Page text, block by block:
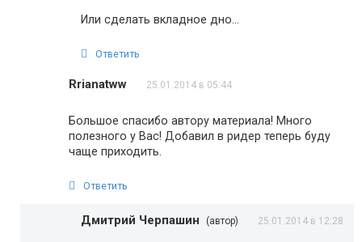
Или сделать вкладное дно…
Ответить
Rrianatww 25.01.2014 в 05:44
Большое спасибо автору материала! Много
полезного у Вас! Добавил в ридер теперь буду
чаще приходить.
Ответить
Дмитрий Черпашин (автор) 25.01.2014 в 12:28